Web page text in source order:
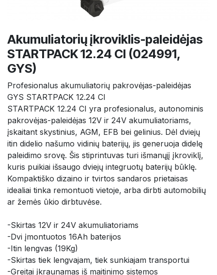
Akumuliatorių įkroviklis-paleidėjas
STARTPACK 12.24 CI (024991,
GYS)
Profesionalus akumuliatorių pakrovėjas-paleidėjas
GYS STARTPACK 12.24 CI
STARTPACK 12.24 CI yra profesionalus, autonominis
pakrovėjas-paleidėjas 12V ir 24V akumuliatoriams,
įskaitant skystinius, AGM, EFB bei gelinius. Dėl dviejų
itin didelio našumo vidinių baterijų, jis generuoja didelę
paleidimo srovę. Šis stiprintuvas turi išmanųjį įkroviklį,
kuris puikiai išsaugo dviejų integruotų baterijų būklę.
Kompaktiško dizaino ir tvirtos sandaros prietaisas
idealiai tinka remontuoti vietoje, arba dirbti automobilių
ar žemės ūkio dirbtuvėse.
-Skirtas 12V ir 24V akumuliatoriams
-Dvi įmontuotos 16Ah baterijos
-Itin lengvas (19Kg)
-Skirtas tiek lengvajam, tiek sunkiajam transportui
-Greitai įkraunamas iš maitinimo sistemos